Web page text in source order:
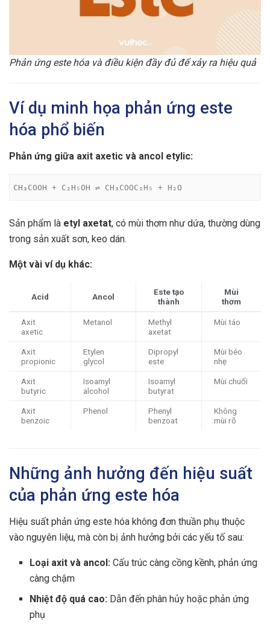
Phản ứng este hóa và điều kiện đầy đủ để xảy ra hiệu quả
Ví dụ minh họa phản ứng este
hóa phổ biến
Phản ứng giữa axit axetic và ancol etylic:
CH₃COOH + C₂H₅OH ⇌ CH₃COOC₂H₅ + H₂O
Sản phẩm là etyl axetat, có mùi thơm như dứa, thường dùng
trong sản xuất sơn, keo dán.
Một vài ví dụ khác:
Acid Ancol
Este tạo
thành
Mùi
thơm
Axit
axetic
Metanol
Methyl
axetat
Mùi táo
Axit
propionic
Etylen
glycol
Dipropyl
este
Mùi béo
nhẹ
Axit
butyric
Isoamyl
alcohol
Isoamyl
butyrat
Mùi chuối
Axit
benzoic
Phenol
Phenyl
benzoat
Không
mùi rõ
Những ảnh hưởng đến hiệu suất
của phản ứng este hóa
Hiệu suất phản ứng este hóa không đơn thuần phụ thuộc
vào nguyên liệu, mà còn bị ảnh hưởng bởi các yếu tố sau:
Loại axit và ancol: Cấu trúc càng cồng kềnh, phản ứng
càng chậm
Nhiệt độ quá cao: Dẫn đến phân hủy hoặc phản ứng
phụ